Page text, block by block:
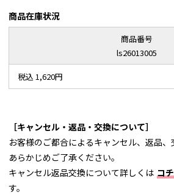
商品在庫状況
商品番号
ls26013005
税込 1,620円
［キャンセル・返品・交換について］
お客様のご都合によるキャンセル、返品、
あらかじめご了承ください。
キャンセル返品交換について詳しくは コ
す。